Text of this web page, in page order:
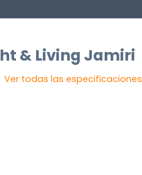
& Living Jamiri
Ver todas las especificaciones